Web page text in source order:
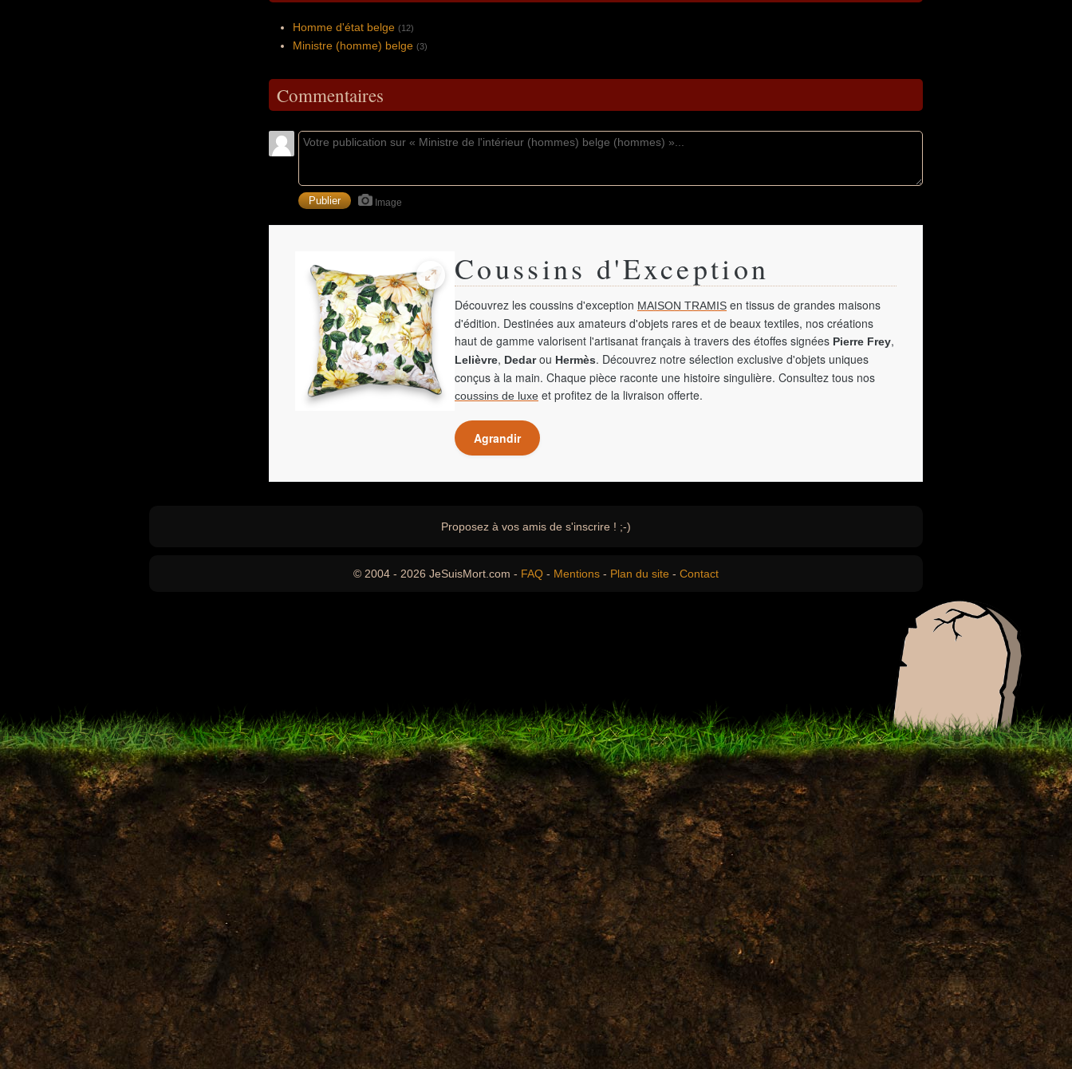
Homme d'état belge (12)
Ministre (homme) belge (3)
Commentaires
Image
Coussins d'Exception
Découvrez les coussins d'exception MAISON TRAMIS en tissus de grandes maisons
d'édition. Destinées aux amateurs d'objets rares et de beaux textiles, nos créations
haut de gamme valorisent l'artisanat français à travers des étoffes signées Pierre Frey,
Lelièvre, Dedarou Hermès. Découvrez notre sélection exclusive d'objets uniques
conçus à la main. Chaque pièce raconte une histoire singulière. Consultez tous nos
coussins de luxe et profitez de la livraison offerte.
Agrandir
Proposez à vos amis de s'inscrire ! ;-)
© 2004 - 2026 JeSuisMort.com - FAQ - Mentions - Plan du site - Contact